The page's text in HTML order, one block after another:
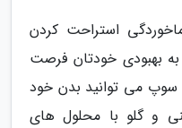
استراحت کردن
بهبودی خودتان فرصت
سوپ می توانید بدن خود
و گلو با محلول های